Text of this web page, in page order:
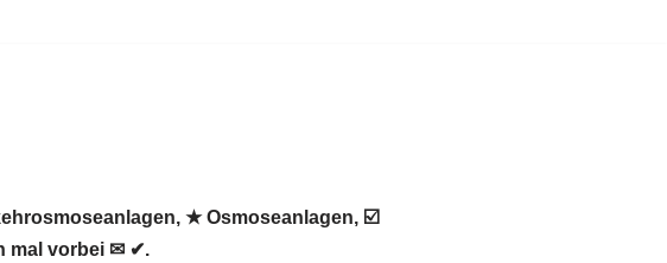
★ Osmoseanlagen, ☑️
mal vorbei ✉ ✔.